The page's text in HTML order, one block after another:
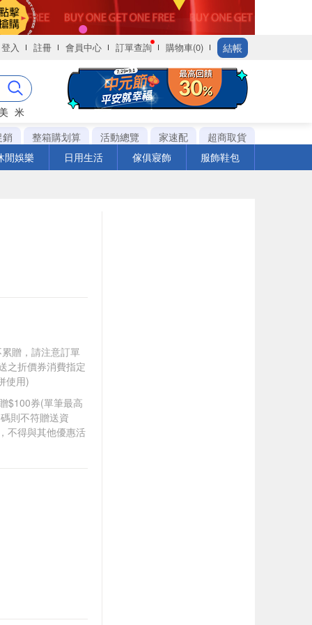
登入 註冊 會員中心 訂單查詢 購物車(0) 結帳
米
銷
整箱購划算 活動總覽 家速配
超商取貨
閒娛樂
日用生活 傢俱寢飾 服飾鞋包
贈，請注意訂單
之折價券消費指定
使用)
$100券(單筆最高
則不符贈送資
不得與其他優惠活